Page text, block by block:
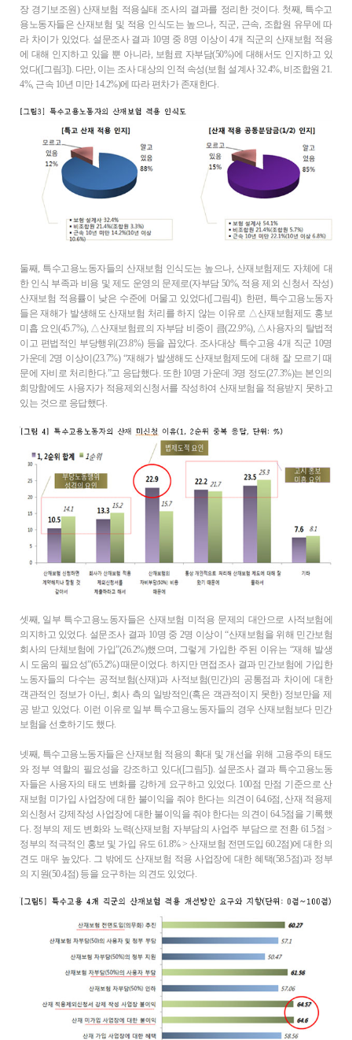
장 경기보조원) 산재보험 적용실태 조사의 결과를 정리한 것이다. 첫째, 특수고
용노동자들은 산재보험 및 적용 인식도는 높으나, 직군, 근속, 조합원 유무에 따
라 차이가 있었다. 설문조사 결과 10명 중 8명 이상이 4개 직군의 산재보험 적용
에 대해 인지하고 있을 뿐 아니라, 보험료 자부담(50%)에 대해서도 인지하고 있
었다([그림3]). 다만, 이는 조사 대상의 인적 속성(보험 설계사 32.4%, 비조합원 21.
4%, 근속 10년 미만 14.2%)에 따라 편차가 존재한다.
둘째, 특수고용노동자들의 산재보험 인식도는 높으나, 산재보험제도 자체에 대
한 인식 부족과 비용 및 제도 운영의 문제로(자부담 50%, 적용 제외 신청서 작성)
산재보험 적용률이 낮은 수준에 머물고 있었다([그림4]). 한편, 특수고용노동자
들은 재해가 발생해도 산재보험 처리를 하지 않는 이유로 △산재보험제도 홍보
미흡 요인(45.7%), △산재보험료의 자부담 비중이 큼(22.9%), △사용자의 탈법적
이고 편법적인 부당행위(23.8%) 등을 꼽았다. 조사대상 특수고용 4개 직군 10명
가운데 2명 이상이(23.7%) “재해가 발생해도 산재보험제도에 대해 잘 모르기 때
문에 자비로 처리한다.”고 응답했다. 또한 10명 가운데 3명 정도(27.3%)는 본인의
희망함에도 사용자가 적용제외신청서를 작성하여 산재보험을 적용받지 못하고
있는 것으로 응답했다.
셋째, 일부 특수고용노동자들은 산재보험 미적용 문제의 대안으로 사적보험에
의지하고 있었다. 설문조사 결과 10명 중 2명 이상이 “산재보험을 위해 민간보험
회사의 단체보험에 가입”(26.2%)했으며, 그렇게 가입한 주된 이유는 “재해 발생
시 도움의 필요성”(65.2%) 때문이었다. 하지만 면접조사 결과 민간보험에 가입한
노동자들의 다수는 공적보험(산재)과 사적보험(민간)의 공통점과 차이에 대한
객관적인 정보가 아닌, 회사 측의 일방적인(혹은 객관적이지 못한) 정보만을 제
공 받고 있었다. 이런 이유로 일부 특수고용노동자들의 경우 산재보험보다 민간
보험을 선호하기도 했다.
넷째, 특수고용노동자들은 산재보험 적용의 확대 및 개선을 위해 고용주의 태도
와 정부 역할의 필요성을 강조하고 있다([그림5]). 설문조사 결과 특수고용노동
자들은 사용자의 태도 변화를 강하게 요구하고 있었다. 100점 만점 기준으로 산
재보험 미가입 사업장에 대한 불이익을 줘야 한다는 의견이 64.6점, 산재 적용제
외신청서 강제작성 사업장에 대한 불이익을 줘야 한다는 의견이 64.5점을 기록했
다. 정부의 제도 변화와 노력(산재보험 자부담의 사업주 부담으로 전환 61.5점 >
정부의 적극적인 홍보 및 가입 유도 61.8% > 산재보험 전면도입 60.2점)에 대한 의
견도 매우 높았다. 그 밖에도 산재보험 적용 사업장에 대한 혜택(58.5점)과 정부
의 지원(50.4점) 등을 요구하는 의견도 있었다.